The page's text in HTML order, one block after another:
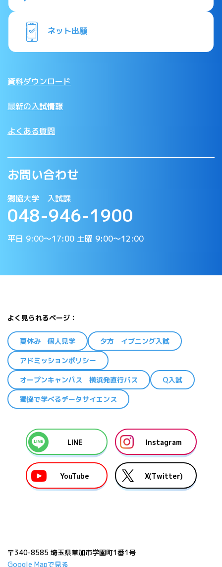
ネット出願
資料ダウンロード
最新の入試情報
よくある質問
お問い合わせ
獨協大学 入試課
048-946-1900
平日 9:00〜17:00 土曜 9:00〜12:00
よく見られるページ
夏休み 個人見学 夕方 イブニング入試
アドミッションポリシー
オープンキャンパス 横浜発直行バス Q入試
獨協で学べるデータサイエンス
LINE Instagram
YouTube X(Twitter)
〒340-8585 埼玉県草加市学園町1番1号
Google Mapで見る